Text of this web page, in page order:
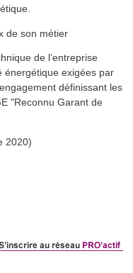
de son métier
de l’entreprise
énergétique exigées par
définissant les
"Reconnu Garant de
2020)